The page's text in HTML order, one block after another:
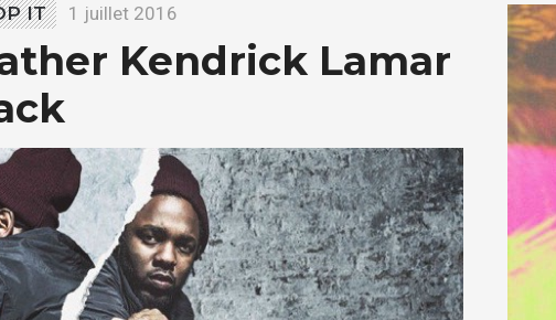
IT 1 juillet 2016
Kendrick Lamar